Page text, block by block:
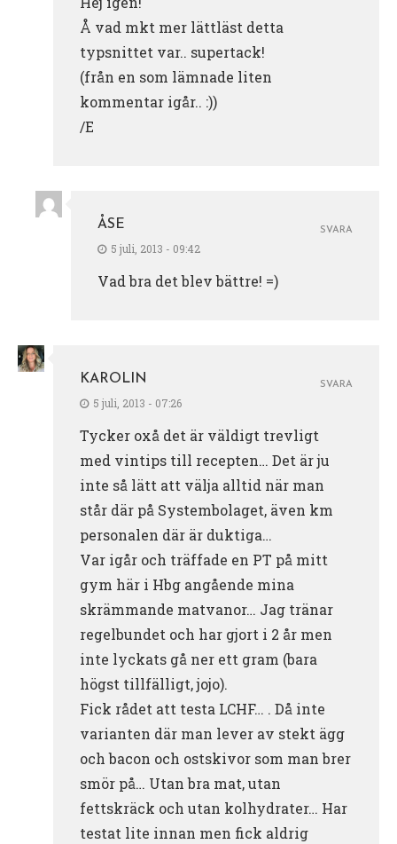
Å vad mkt mer lättläst detta
typsnittet var.. supertack!
(från en som lämnade liten
kommentar igår.. :))
/E
ÅSE
5 juli, 2013 - 09:42
Vad bra det blev bättre! =)
SVARA
KAROLIN
5 juli, 2013 - 07:26
Tycker oxå det är väldigt trevligt
med vintips till recepten… Det är ju
inte så lätt att välja alltid när man
står där på Systembolaget, även km
personalen där är duktiga…
Var igår och träffade en PT på mitt
gym här i Hbg angående mina
skrämmande matvanor… Jag tränar
regelbundet och har gjort i 2 år men
inte lyckats gå ner ett gram (bara
högst tillfälligt, jojo).
Fick rådet att testa LCHF… . Då inte
varianten där man lever av stekt ägg
och bacon och ostskivor som man brer
smör på… Utan bra mat, utan
fettskräck och utan kolhydrater… Har
testat lite innan men fick aldrig
SVARA